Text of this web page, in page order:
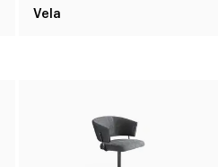
Vela